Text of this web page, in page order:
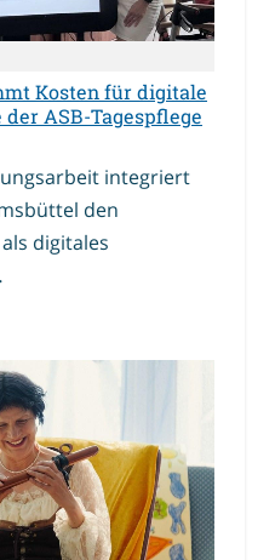
Kosten für digitale
ASB-Tagespflege
integriert
den
digitales